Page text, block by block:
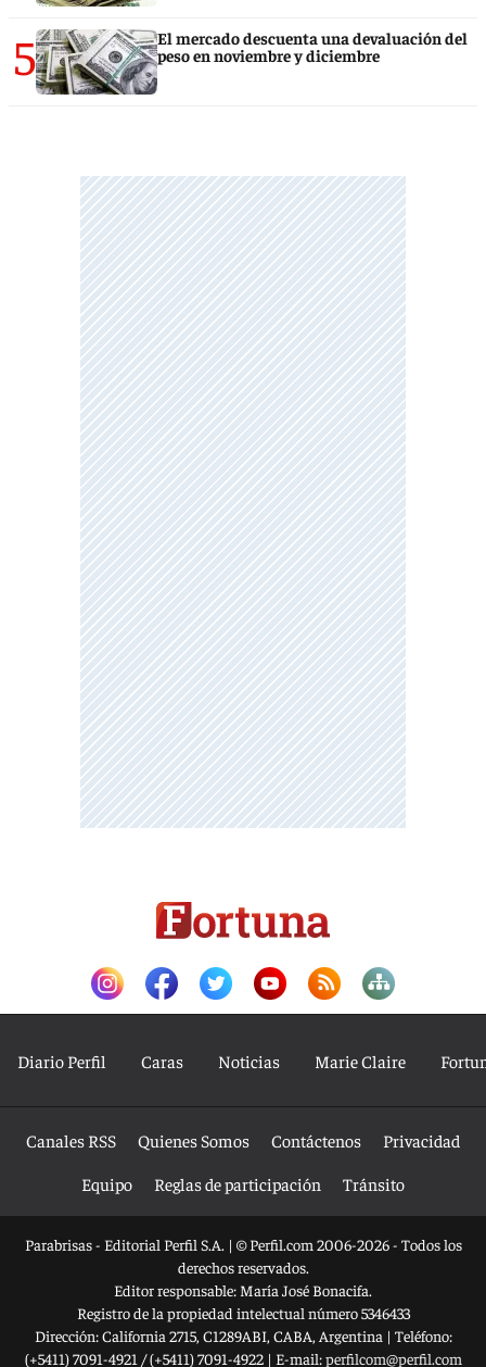
5
El mercado descuenta una devaluación del
peso en noviembre y diciembre
Diario Perfil Caras Noticias Marie Claire
Canales RSS Quienes Somos Contáctenos
Privacidad
Equipo
Reglas de participación Tránsito
Parabrisas - Editorial Perfil S.A. | © Perfil.com 2006-2026 - Todos los
derechos reservados.
Editor responsable: María José Bonacifa.
Registro de la propiedad intelectual número 5346433
Dirección:California 2715, C1289ABI, CABA, Argentina | Teléfono:
(+5411) 7091-4921 /(+5411) 7091-4922| E-mail:perfilcom@perfil.com